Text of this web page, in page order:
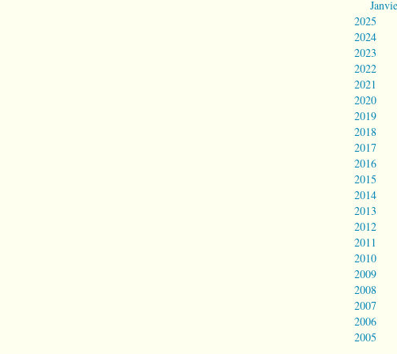
2025
2024
2023
2022
2021
2020
2019
2018
2017
2016
2015
2014
2013
2012
2011
2010
2009
2008
2007
2006
2005